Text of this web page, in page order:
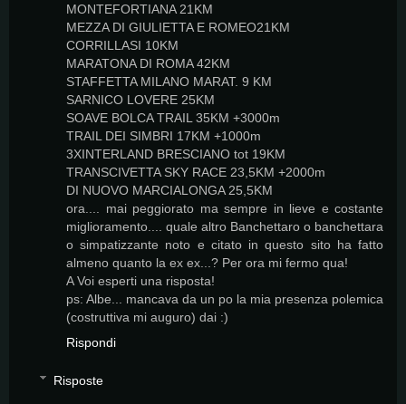
MONTEFORTIANA 21KM
MEZZA DI GIULIETTA E ROMEO21KM
CORRILLASI 10KM
MARATONA DI ROMA 42KM
STAFFETTA MILANO MARAT. 9 KM
SARNICO LOVERE 25KM
SOAVE BOLCA TRAIL 35KM +3000m
TRAIL DEI SIMBRI 17KM +1000m
3XINTERLAND BRESCIANO tot 19KM
TRANSCIVETTA SKY RACE 23,5KM +2000m
DI NUOVO MARCIALONGA 25,5KM
ora.... mai peggiorato ma sempre in lieve e costante
miglioramento.... quale altro Banchettaro o banchettara
o simpatizzante noto e citato in questo sito ha fatto
almeno quanto la ex ex...? Per ora mi fermo qua!
A Voi esperti una risposta!
ps: Albe... mancava da un po la mia presenza polemica
(costruttiva mi auguro) dai :)
Rispondi
Risposte